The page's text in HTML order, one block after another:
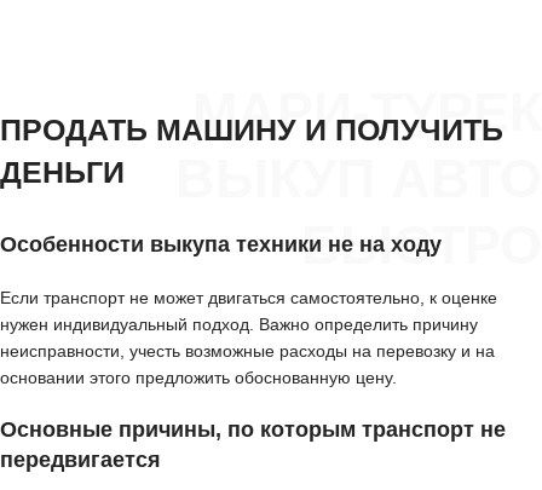
МАРИ-ТУРЕК
БЫСТРО
ПРОДАТЬ МАШИНУ И ПОЛУЧИТЬ
ДЕНЬГИ
Особенности выкупа техники не на ходу
Если транспорт не может двигаться самостоятельно, к оценке
нужен индивидуальный подход. Важно определить причину
неисправности, учесть возможные расходы на перевозку и на
основании этого предложить обоснованную цену.
Основные причины, по которым транспорт не
передвигается